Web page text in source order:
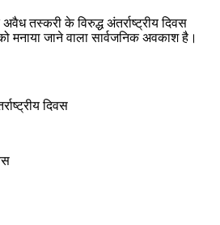
तस्करी के विरुद्ध अंतर्राष्ट्रीय दिवस
मनाया जाने वाला सार्वजनिक अवकाश है।
दिवस